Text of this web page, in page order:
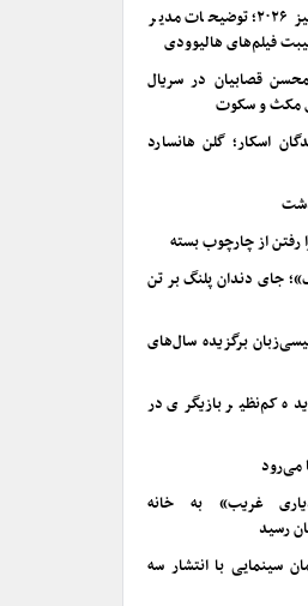
فستیوال فیلم ونیز ۲۰۲۶؛ توضیحات مدیر
فیلم‌های هالیوودی
قصابیان در سریال
مکث و سکوت
اسکار؛ گلن هانسارد
رفتن از چارچوب بسته
جای دندان پلنگ بر تن
برگزیده سال‌های
کم‌نظیر بازیگری در
می‌رود
غریب» به خانه
رسید
سینمایی با انتشار سه